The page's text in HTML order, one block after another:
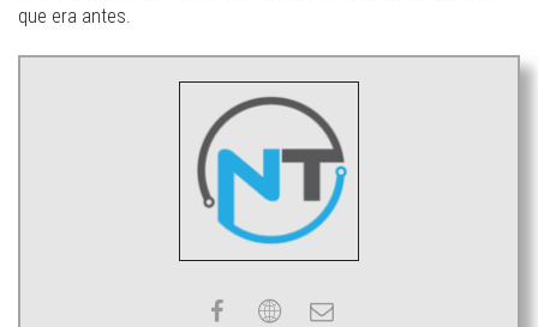
que era antes.